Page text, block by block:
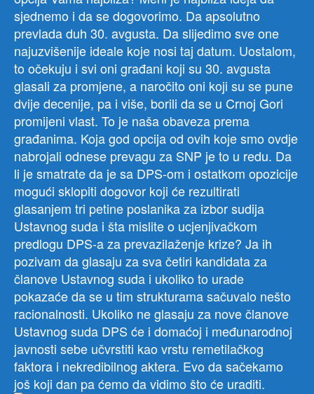
sjednemo i da se dogovorimo. Da apsolutno
prevlada duh 30. avgusta. Da slijedimo sve one
najuzvišenije ideale koje nosi taj datum. Uostalom,
to očekuju i svi oni građani koji su 30. avgusta
glasali za promjene, a naročito oni koji su se pune
dvije decenije, pa i više, borili da se u Crnoj Gori
promijeni vlast. To je naša obaveza prema
građanima. Koja god opcija od ovih koje smo ovdje
nabrojali odnese prevagu za SNP je to u redu. Da
li je smatrate da je sa DPS-om i ostatkom opozicije
mogući sklopiti dogovor koji će rezultirati
glasanjem tri petine poslanika za izbor sudija
Ustavnog suda i šta mislite o ucjenjivačkom
predlogu DPS-a za prevazilaženje krize? Ja ih
pozivam da glasaju za sva četiri kandidata za
članove Ustavnog suda i ukoliko to urade
pokazaće da se u tim strukturama sačuvalo nešto
racionalnosti. Ukoliko ne glasaju za nove članove
Ustavnog suda DPS će i domaćoj i međunarodnoj
javnosti sebe učvrstiti kao vrstu remetilačkog
faktora i nekredibilnog aktera. Evo da sačekamo
još koji dan pa ćemo da vidimo što će uraditi.